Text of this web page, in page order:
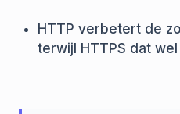
HTTP verbetert de
terwijl HTTPS dat